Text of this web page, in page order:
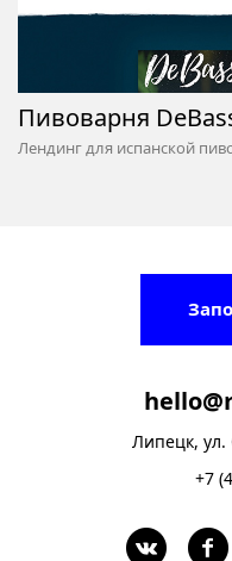
Липецк, ул.
+7
v f
Пивоварня
Лендинг для испанской